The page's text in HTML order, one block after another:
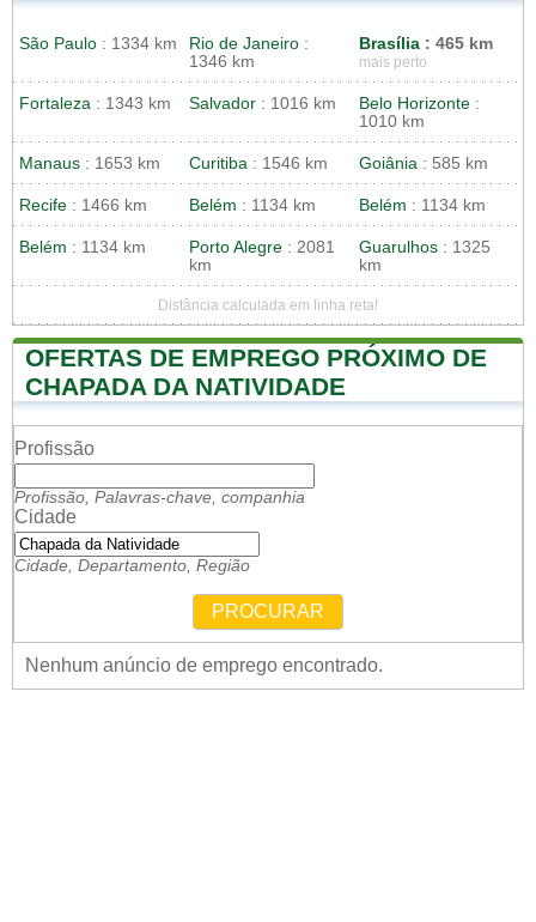
São Paulo : 1334 km Rio de Janeiro :
1346 km
Brasília : 465 km
mais perto
Fortaleza : 1343 km Salvador : 1016 km Belo Horizonte :
1010 km
Manaus : 1653 km Curitiba : 1546 km Goiânia : 585 km
Recife : 1466 km Belém : 1134 km Belém : 1134 km
Belém : 1134 km Porto Alegre : 2081
km
Guarulhos : 1325
km
Distância calculada em linha reta!
OFERTAS DE EMPREGO PRÓXIMO DE
CHAPADA DA NATIVIDADE
Profissão
Profissão, Palavras-chave, companhia
Cidade
Cidade, Departamento, Região
PROCURAR
Nenhum anúncio de emprego encontrado.